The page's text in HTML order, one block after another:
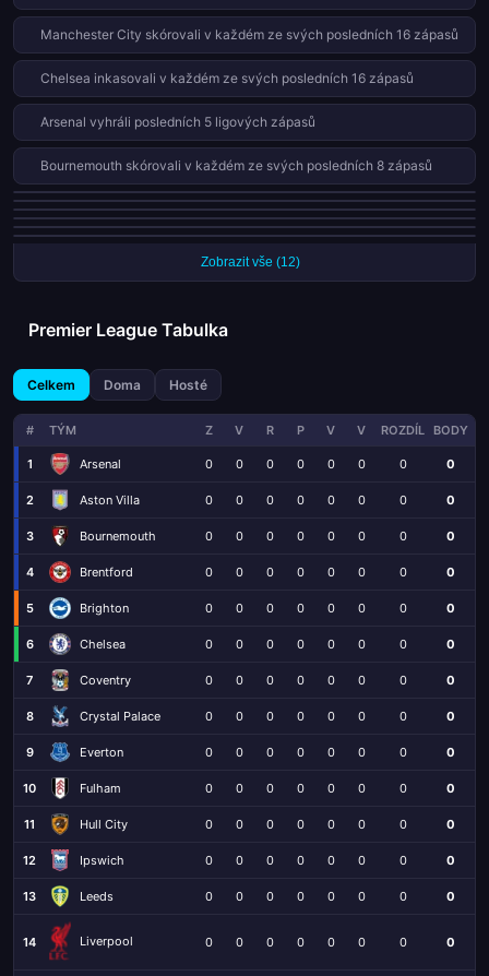
Manchester City skórovali v každém ze svých posledních 16 zápasů
Chelsea inkasovali v každém ze svých posledních 16 zápasů
Arsenal vyhráli posledních 5 ligových zápasů
Bournemouth skórovali v každém ze svých posledních 8 zápasů
Nottingham Forest skórovali v každém ze svých posledních 8 zápasů
Wolves inkasovali v každém ze svých posledních 9 zápasů
Bournemouth jsou neporažení v posledních 5 ligových zápasech
Burnley inkasovali v každém ze svých posledních 8 zápasů
Newcastle inkasovali v každém ze svých posledních 8 zápasů
Zobrazit vše (12)
Premier League Tabulka
Celkem Doma Hosté
# TÝM Z V R P V V ROZDÍL BODY
1 Arsenal 0 0 0 0 0 0 0 0
2 Aston Villa 0 0 0 0 0 0 0 0
3 Bournemouth 0 0 0 0 0 0 0 0
4 Brentford 0 0 0 0 0 0 0 0
5 Brighton 0 0 0 0 0 0 0 0
6 Chelsea 0 0 0 0 0 0 0 0
7 Coventry 0 0 0 0 0 0 0 0
8 Crystal Palace 0 0 0 0 0 0 0 0
9 Everton 0 0 0 0 0 0 0 0
10 Fulham 0 0 0 0 0 0 0 0
11 Hull City 0 0 0 0 0 0 0 0
12 Ipswich 0 0 0 0 0 0 0 0
13 Leeds 0 0 0 0 0 0 0 0
14 Liverpool 0 0 0 0 0 0 0 0